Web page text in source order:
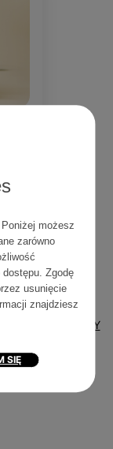
możesz
zarówno
Zgodę
usunięcie
znajdziesz
SIĘ
KWASY
KREMY
DOJRZAŁA
TWARZY